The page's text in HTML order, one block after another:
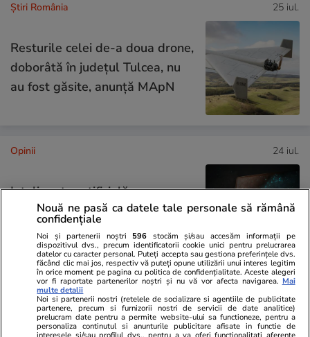
Știri România 25 iul.
Resturile celei de-a doua drone,
doborâtă în județul Tulcea, nu
au fost găsite, anunță MApN
Opinii 24 iul.
Inteligența artificială va
remodela economia mondială și
politica monetară
24 iul.
Nouă ne pasă ca datele tale personale să rămână
confidențiale
Noi și partenerii noștri 596 stocăm și/sau accesăm informații pe
dispozitivul dvs., precum identificatorii cookie unici pentru prelucrarea
datelor cu caracter personal. Puteți accepta sau gestiona preferințele dvs.
făcând clic mai jos, respectiv vă puteți opune utilizării unui interes legitim
în orice moment pe pagina cu politica de confidențialitate. Aceste alegeri
vor fi raportate partenerilor noștri și nu vă vor afecta navigarea. Mai
multe detalii
Noi si partenerii nostri (retelele de socializare si agentiile de publicitate
partenere, precum si furnizorii nostri de servicii de date analitice)
prelucram date pentru a permite website-ului sa functioneze, pentru a
personaliza continutul si anunturile publicitare afisate in functie de